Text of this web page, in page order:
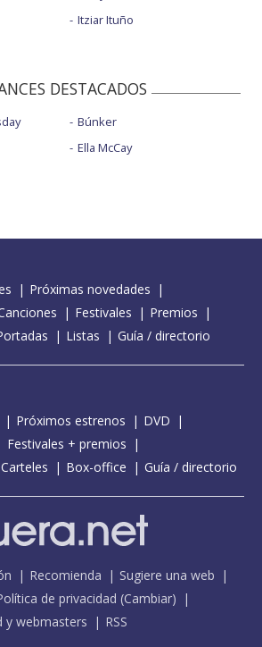
Itziar Ituño
DESTACADOS
Búnker
Ella McCay
Próximas novedades
Festivales
Premios
Listas Guía / directorio
Próximos estrenos
DVD
Festivales + premios
Carteles Box-office Guía / directorio
Recomienda
Sugiere una web
de privacidad (Cambiar)
y webmasters RSS